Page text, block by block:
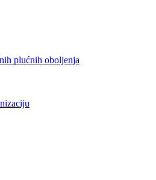
plućnih oboljenja